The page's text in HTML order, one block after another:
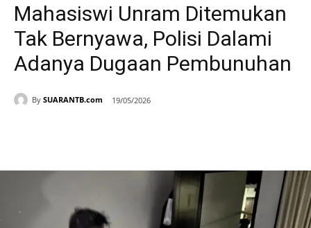
Mahasiswi Unram Ditemukan
Tak Bernyawa, Polisi Dalami
Adanya Dugaan Pembunuhan
By SUARANTB.com 19/05/2026